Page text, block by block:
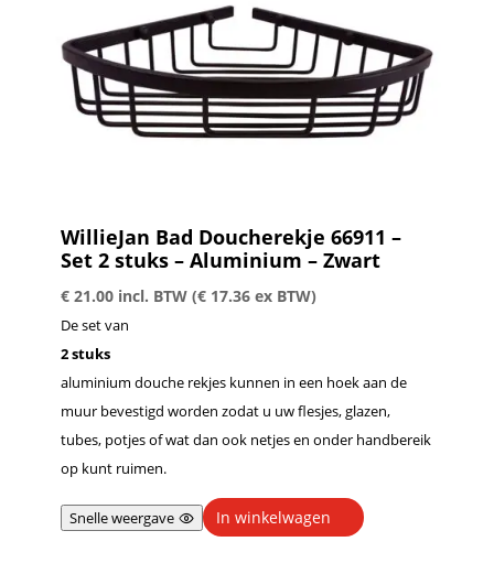
WillieJan Bad Doucherekje 66911 –
Set 2 stuks – Aluminium – Zwart
€21.00 incl. BTW (€17.36ex BTW)
De set van
2 stuks
aluminium douche rekjes kunnen in een hoek aan de
muur bevestigd worden zodat u uw flesjes, glazen,
tubes, potjes of wat dan ook netjes en onder handbereik
op kunt ruimen.
Snelle weergave In winkelwagen